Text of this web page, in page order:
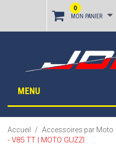
MON PANIER
0
MENU
Accueil / Accessoires par Moto
- V85 TT | MOTO GUZZI